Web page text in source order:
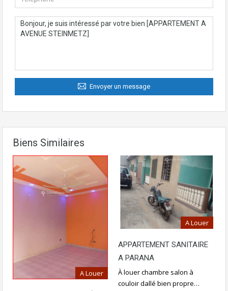
Envoyer un message
Biens Similaires
A Louer
A Louer
APPARTEMENT SANITAIRE
A PARANA
À louer chambre salon à
couloir dallé bien propre…